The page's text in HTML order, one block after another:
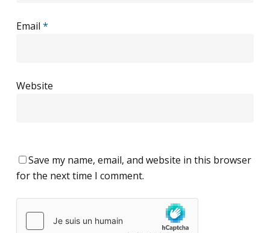
Email *
Website
Save my name, email, and website in this browser
for the next time I comment.